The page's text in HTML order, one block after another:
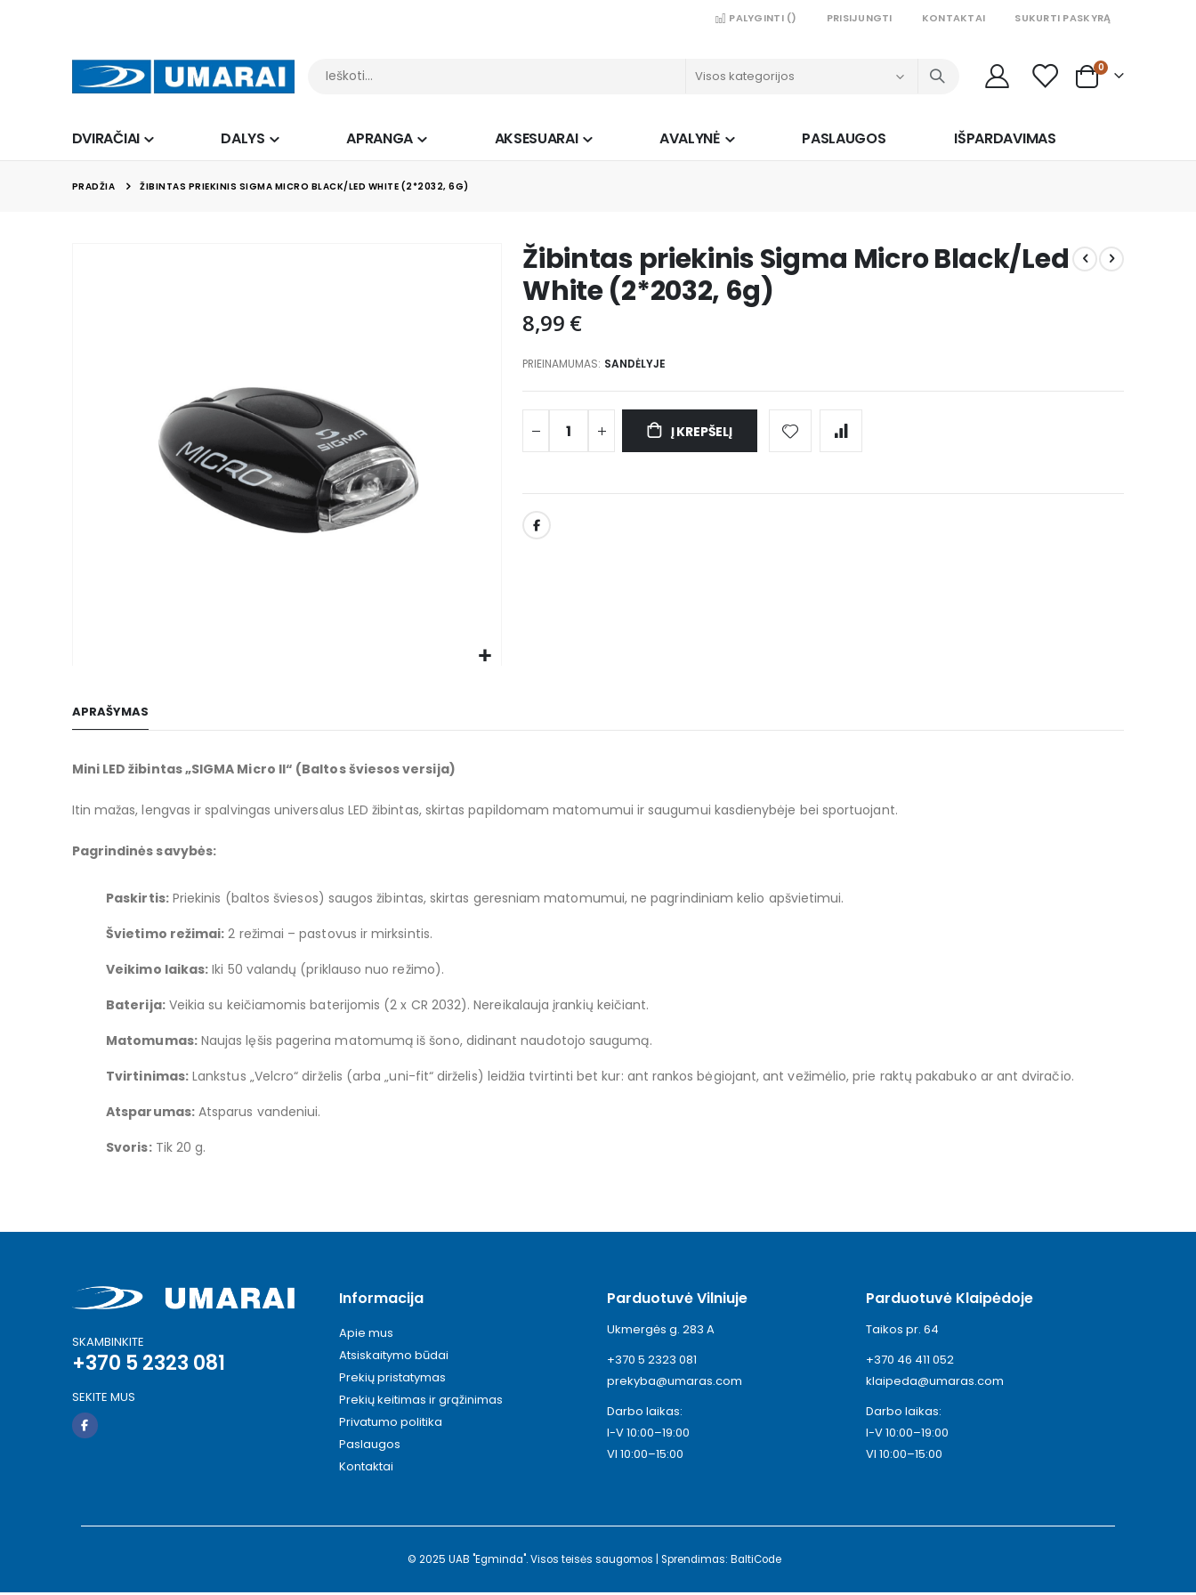
PALYGINTI () PRISIJUNGTI KONTAKTAI SUKURTI PASKYRĄ
Cart
0prekės
DVIRAČIAI DALYS APRANGA AKSESUARAI AVALYNĖ PASLAUGOS IŠPARDAVIMAS
PRADŽIA ŽIBINTAS PRIEKINIS SIGMA MICRO BLACK/LED WHITE (2*2032, 6G)
the
of
images
Žibintas priekinis Sigma Micro Black/Led
White (2*2032, 6g)
8,99 €
PRIEINAMUMAS: SANDĖLYJE
Į KREPŠELĮ
APRAŠYMAS
Mini LED žibintas „SIGMA Micro II“ (Baltos šviesos versija)
Itin mažas, lengvas ir spalvingas universalus LED žibintas, skirtas papildomam matomumui ir saugumui kasdienybėje bei sportuojant.
Pagrindinės savybės:
Paskirtis:Priekinis (baltos šviesos) saugos žibintas, skirtas geresniam matomumui, ne pagrindiniam kelio apšvietimui.
Švietimo režimai: 2 režimai – pastovus ir mirksintis.
Veikimo laikas: Iki 50 valandų (priklauso nuo režimo).
Baterija:Veikia su keičiamomis baterijomis (2 x CR 2032). Nereikalauja įrankių keičiant.
Matomumas:Naujas lęšis pagerina matomumą iš šono, didinant naudotojo saugumą.
Tvirtinimas:Lankstus „Velcro“ dirželis (arba „uni-fit“ dirželis) leidžia tvirtinti bet kur: ant rankos bėgiojant, ant vežimėlio, prie raktų pakabuko ar ant dviračio.
Atsparumas:Atsparus vandeniui.
Svoris:Tik 20 g.
SKAMBINKITE
+370 5 2323 081
SEKITE MUS
Informacija
Apie mus
Atsiskaitymo būdai
Prekių pristatymas
Prekių keitimas ir grąžinimas
Privatumo politika
Paslaugos
Kontaktai
Parduotuvė Vilniuje
Ukmergės g. 283 A
+370 5 2323 081
prekyba@umaras.com
Darbo laikas:
I-V 10:00–19:00
VI 10:00–15:00
Parduotuvė Klaipėdoje
Taikos pr. 64
+370 46 411 052
klaipeda@umaras.com
Darbo laikas:
I-V 10:00–19:00
VI 10:00–15:00
© 2025 UAB "Egminda". Visos teisės saugomos | Sprendimas: BaltiCode